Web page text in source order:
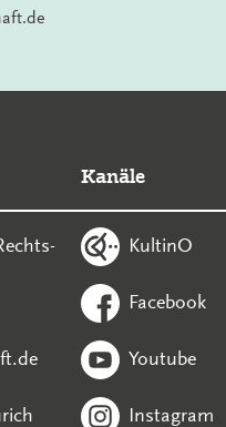
Kanäle
KultinO
Facebook
Youtube
Instagram